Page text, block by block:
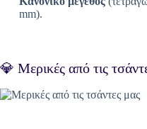
mm).
💎 Μερικές από τις